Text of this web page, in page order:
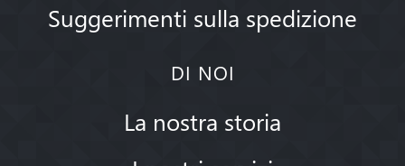
Suggerimenti sulla spedizione
DI NOI
La nostra storia